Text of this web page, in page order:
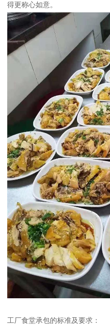
得更称心如意。
工厂食堂承包的标准及要求：